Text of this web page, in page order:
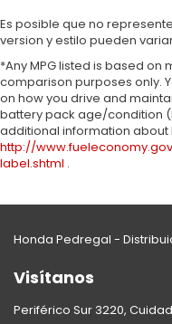
Es posible que no
version y estilo pueden
*Any MPG listed is based on
comparison purposes only.
on how you drive and
battery pack age/condition
additional information about
http://
label.shtml .
Honda Pedregal -
Visítanos
Periférico Sur 3220,